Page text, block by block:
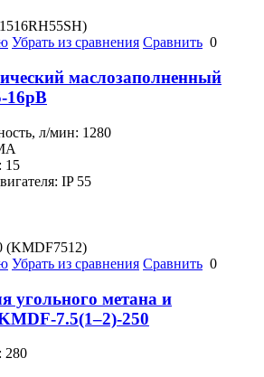
Убрать из сравнения Сравнить 0
маслозаполненный
16рВ
л/мин: 1280
15
IP 55
Убрать из сравнения Сравнить 0
угольного метана и
7.5(1–2)-250
280